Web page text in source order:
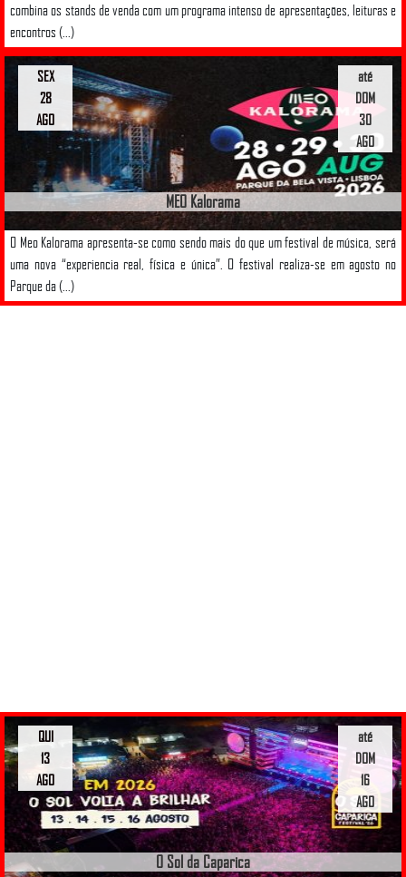
combina os stands de venda com um programa intenso de apresentações, leituras e
encontros (...)
MEO Kalorama
O Meo Kalorama apresenta-se como sendo mais do que um festival de música, será
uma nova “experiencia real, física e única”. O festival realiza-se em agosto no
Parque da (...)
até
DOM
30
AGO
SEX
28
AGO
O Sol da Caparica
até
DOM
16
AGO
QUI
13
AGO